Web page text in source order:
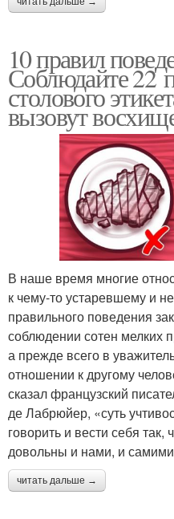
10 правил
Соблюдайте 22
столового
вызовут
В наше время многие
к чему-то устаревшему и
правильного поведения
соблюдении сотен мелких
а прежде всего в
отношении к другому
сказал французский
де Лабрюйер, «суть
говорить и вести себя
довольны и нами, и
читать дальше →